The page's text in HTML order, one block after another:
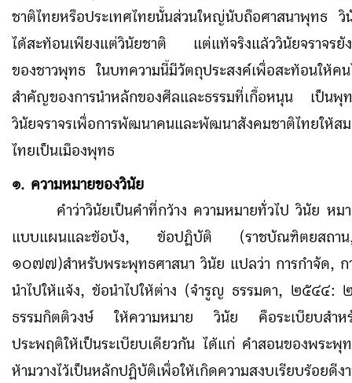
ชาติไทยหรือประเทศไทยนั้นส่วนใหญ่นับถือศาสนาพุทธ วินั
ได้สะท้อนเพียงแต่วินัยชาติ แต่แท้จริงแล้ววินัยจราจรยั
ของชาวพุทธ ในบทความนี้มีวัตถุประสงค์เพื่อสะท้อนให้คน
สำคัญของการนำหลักของศีลและธรรมที่เกื้อหนุน เป็นพุท
วินัยจราจรเพื่อการพัฒนาคนและพัฒนาสังคมชาติไทยให้สม
ไทยเป็นเมืองพุทธ
๑. ความหมายของวินัย
คำว่าวินัยเป็นคำที่กว้าง ความหมายทั่วไป วินัย หม
แบบแผนและข้อบัง, ข้อปฏิบัติ (ราชบัณฑิตยส
๑๐๗๗)สำหรับพระพุทธศาสนา วินัย แปลว่า การกำจัด, ก
นำไปให้แจ้ง, ข้อนำไปให้ต่าง (จำรูญ ธรรมดา, ๒๕๔๔:
ธรรมกิตติวงษ์ ให้ความหมาย วินัย คือระเบียบสำหรั
ประพฤติให้เป็นระเบียบเดียวกัน ได้แก่ คำสอนของพระพุท
ห้ามวางไว้เป็นหลักปฏิบัติเพื่อให้เกิดความสงบเรียบร้อยดี